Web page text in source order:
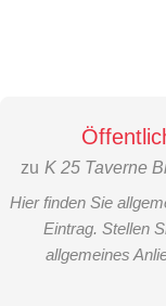
zu K 25 Taverne
Hier finden Sie
Eintrag. Stellen
allgemeines